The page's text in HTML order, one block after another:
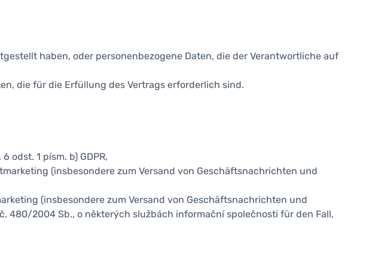
haben, oder personenbezogene Daten, die der Verantwortliche auf
die für die Erfüllung des Vertrags erforderlich sind.
1 písm. b) GDPR,
(insbesondere zum Versand von Geschäftsnachrichten und
(insbesondere zum Versand von Geschäftsnachrichten und
480/2004 Sb., o některých službách informační společnosti für den Fall,